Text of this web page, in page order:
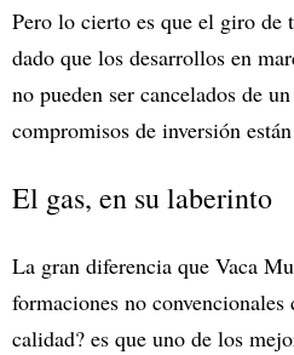
Pero lo cierto es que el giro de
dado que los desarrollos en
no pueden ser cancelados de
compromisos de inversión
El gas, en su laberinto
La gran diferencia que Vaca
formaciones no
calidad? es que uno de los